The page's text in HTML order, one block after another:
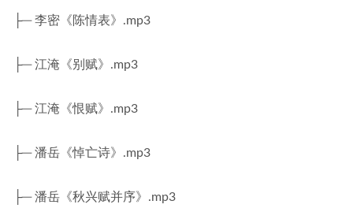
├─ 李密《陈情表》.mp3
├─ 江淹《别赋》.mp3
├─ 江淹《恨赋》.mp3
├─ 潘岳《悼亡诗》.mp3
├─ 潘岳《秋兴赋并序》.mp3